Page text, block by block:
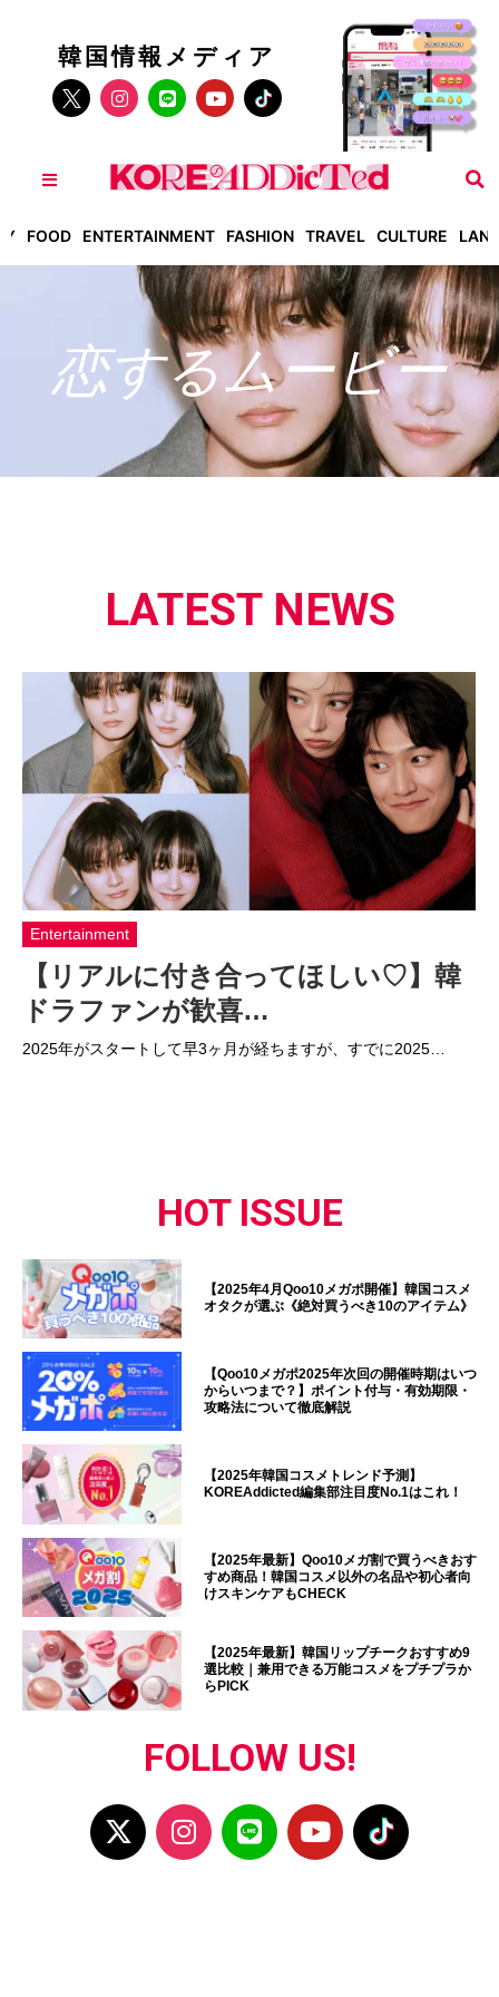
韓国情報メディア
FOOD ENTERTAINMENT FASHION TRAVEL CULTURE
恋するムービー
LATEST NEWS
Entertainment
【リアルに付き合ってほしい♡】韓
ドラファンが歓喜…
2025年がスタートして早3ヶ月が経ちますが、すでに2025…
HOT ISSUE
【2025年4月Qoo10メガポ開催】韓国コスメ
オタクが選ぶ《絶対買うべき10のアイテム》
【Qoo10メガポ2025年次回の開催時期はいつ
からいつまで？】ポイント付与・有効期限・
攻略法について徹底解説
【2025年韓国コスメトレンド予測】
KOREAddicted編集部注目度No.1はこれ！
【2025年最新】Qoo10メガ割で買うべきおす
すめ商品！韓国コスメ以外の名品や初心者向
けスキンケアもCHECK
【2025年最新】韓国リップチークおすすめ9
選比較｜兼用できる万能コスメをプチプラか
らPICK
FOLLOW US!